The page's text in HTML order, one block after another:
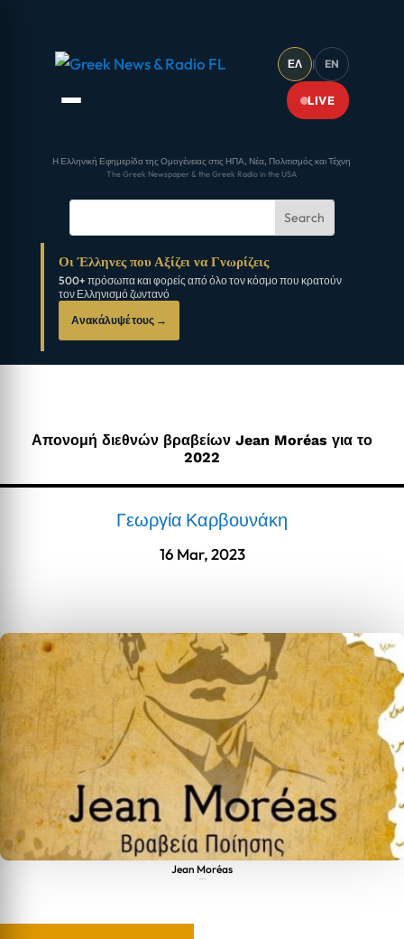
ΕΛ | EN
LIVE
Η Ελληνική Εφημερίδα της Ομογένειας στις ΗΠΑ, Νέα, Πολιτισμός και Τέχνη
The Greek Newspaper & the Greek Radio in the USA
Οι Έλληνες που Αξίζει να Γνωρίζεις
500+ πρόσωπα και φορείς από όλο τον κόσμο που κρατούν
τον Ελληνισμό ζωντανό
Ανακάλυψέ τους →
Απονομή διεθνών βραβείων Jean Moréas για το
2022
Γεωργία Καρβουνάκη
16 Mar, 2023
Jean Moréas